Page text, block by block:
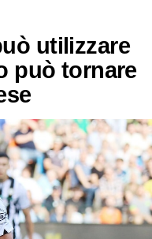
utilizzare
può tornare